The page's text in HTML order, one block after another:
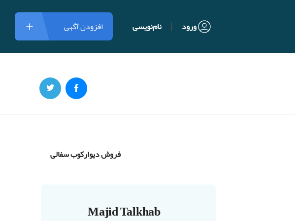
ورود نام‌نویسی افزودن آگهی
فروش دیوارکوب سفالی
Majid Talkhab